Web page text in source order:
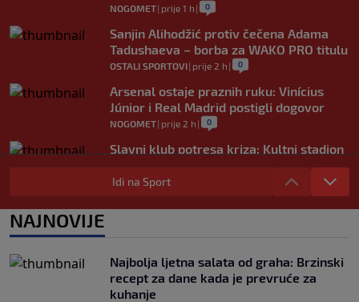
NOGOMET| prije 1 h | 0
Sanjin Alihodžić protiv čečena Adama
Tadushaeva – borba za WAKO PRO titulu
OSTALI SPORTOVI| prije 2 h | 0
Arsenal ostaje praznih ruku: Vinícius
Júnior i Real Madrid postigli dogovor
NOGOMET| prije 2 h | 0
Slavni klub potresa kriza: Kultni stadion
u Italiji bit će prazan na početku sezone,
navijači objavili rat upravi
Idi na Sport
NAJNOVIJE
Najbolja ljetna salata od graha: Brzinski
recept za dane kada je prevruće za
kuhanje